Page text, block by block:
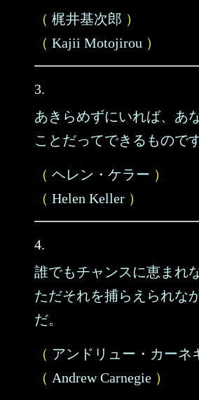
（ 梶井基次郎 ）
（ Kajii Motojirou ）
3.
あきらめずにいれば、あ
ことだってできるものです
（ ヘレン・ケラー ）
（ Helen Keller ）
4.
誰でもチャンスに恵まれ
ただそれを捕らえられな
だ。
（ アンドリュー・カーネ
（ Andrew Carnegie ）